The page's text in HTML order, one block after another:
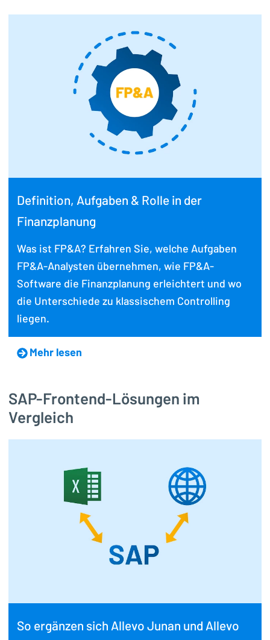
Definition, Aufgaben & Rolle in der
Finanzplanung
Was ist FP&A? Erfahren Sie, welche Aufgaben
FP&A-Analysten übernehmen, wie FP&A-
Software die Finanzplanung erleichtert und wo
die Unterschiede zu klassischem Controlling
liegen.
Mehr lesen
SAP-Frontend-Lösungen im
Vergleich
So ergänzen sich Allevo Junan und Allevo